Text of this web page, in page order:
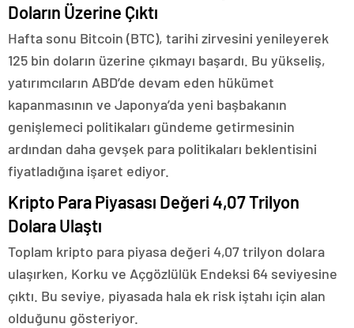
Doların Üzerine Çıktı
Hafta sonu Bitcoin (BTC), tarihi zirvesini yenileyerek
125 bin doların üzerine çıkmayı başardı. Bu yükseliş,
yatırımcıların ABD’de devam eden hükümet
kapanmasının ve Japonya’da yeni başbakanın
genişlemeci politikaları gündeme getirmesinin
ardından daha gevşek para politikaları beklentisini
fiyatladığına işaret ediyor.
Kripto Para Piyasası Değeri 4,07 Trilyon
Dolara Ulaştı
Toplam kripto para piyasa değeri 4,07 trilyon dolara
ulaşırken, Korku ve Açgözlülük Endeksi 64 seviyesine
çıktı. Bu seviye, piyasada hala ek risk iştahı için alan
olduğunu gösteriyor.